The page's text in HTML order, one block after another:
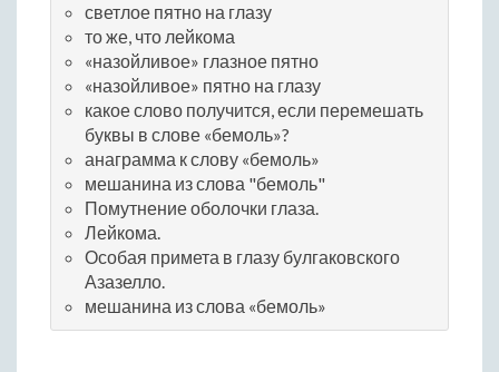
светлое пятно на глазу
то же, что лейкома
«назойливое» глазное пятно
«назойливое» пятно на глазу
какое слово получится, если перемешать
буквы в слове «бемоль»?
анаграмма к слову «бемоль»
мешанина из слова "бемоль"
Помутнение оболочки глаза.
Лейкома.
Особая примета в глазу булгаковского
Азазелло.
мешанина из слова «бемоль»